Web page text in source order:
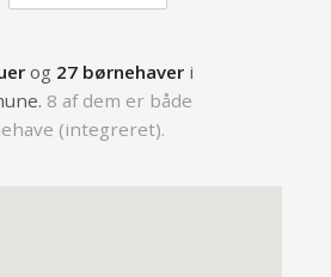
og 27 børnehaveri
8 af dem er både
(integreret).